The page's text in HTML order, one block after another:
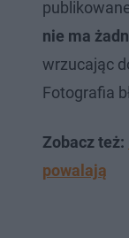
nie ma
wrzucając
Fotografia
Zobacz też:
powalają